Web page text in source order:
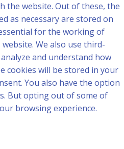
the website. Out of these, the
as necessary are stored on
for the working of
We also use third-
and understand how
cookies will be stored in your
You also have the option
But opting out of some of
browsing experience.